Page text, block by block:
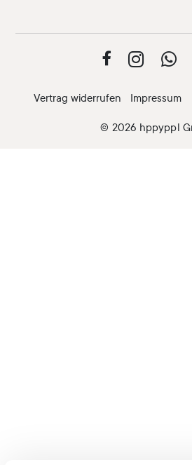
© 2026 hppyppl
Vertrag widerrufen Impressum
  